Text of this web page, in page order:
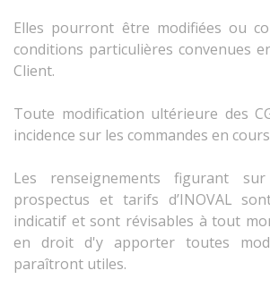
Elles pourront être modifiées ou
conditions particulières convenues
Client.
Toute modification ultérieure des
incidence sur les commandes en
Les renseignements figurant
prospectus et tarifs d’INOVAL
indicatif et sont révisables à tout
en droit d'y apporter toutes
paraîtront utiles.